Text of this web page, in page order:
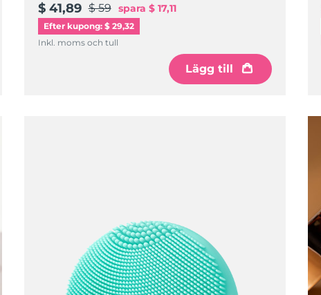
$ 41,89 $ 59 spara $ 17,11
Efter kupong: $ 29,32
Inkl. moms och tull
Lägg till